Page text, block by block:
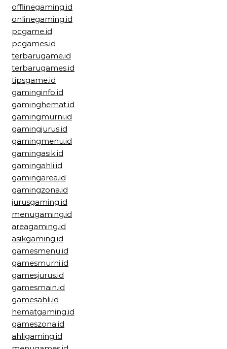
offlinegaming.id
onlinegaming.id
pcgame.id
pcgames.id
terbarugame.id
terbarugames.id
tipsgame.id
gaminginfo.id
gaminghemat.id
gamingmurni.id
gamingjurus.id
gamingmenu.id
gamingasik.id
gamingahli.id
gamingarea.id
gamingzona.id
jurusgaming.id
menugaming.id
areagaming.id
asikgaming.id
gamesmenu.id
gamesmurni.id
gamesjurus.id
gamesmain.id
gamesahli.id
hematgaming.id
gameszona.id
ahligaming.id